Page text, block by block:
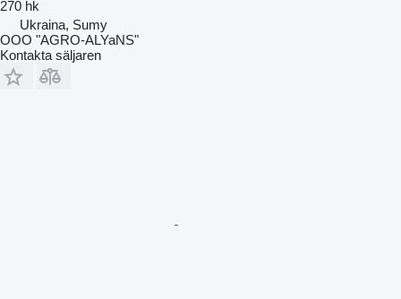
270 hk
Ukraina, Sumy
OOO "AGRO-ALYaNS"
Kontakta säljaren